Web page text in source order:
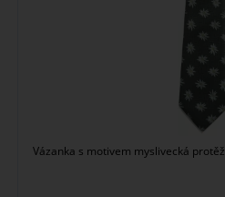
Vázanka s motivem myslivecká protěž